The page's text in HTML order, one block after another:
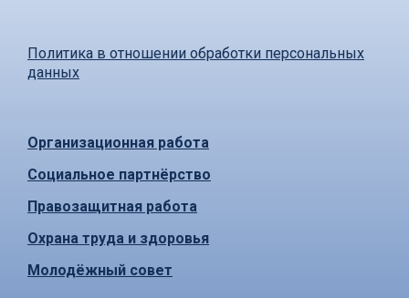
Политика в отношении обработки персональных
данных
Организационная работа
Социальное партнёрство
Правозащитная работа
Охрана труда и здоровья
Молодёжный совет